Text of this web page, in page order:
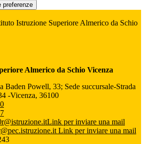
preferenze
Istruzione Superiore Almerico da Schio
Almerico da Schio Vicenza
Baden Powell, 33; Sede succursale-Strada
-Vicenza, 36100
Link per inviare una mail
Link per inviare una mail